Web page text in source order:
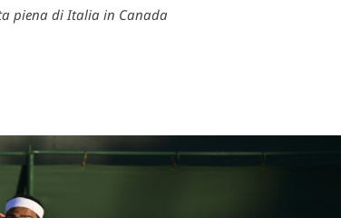
piena di Italia in Canada